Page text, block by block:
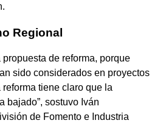
Regional
de reforma, porque
sido considerados en proyectos
tiene claro que la
bajado”, sostuvo Iván
de Fomento e Industria